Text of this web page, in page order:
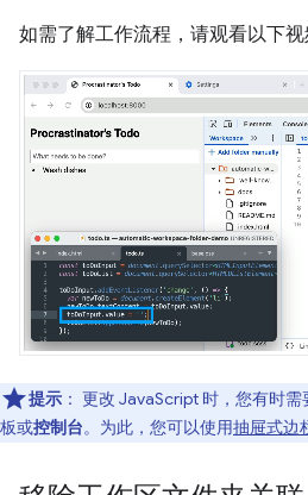
如需了解工作流程，请观看以下视
提示 ： 更改 JavaScript 时，您有时
板或控制台。为此，您可以使用抽屉式边